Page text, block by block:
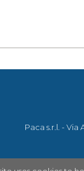
Paca s.r.l. - Via